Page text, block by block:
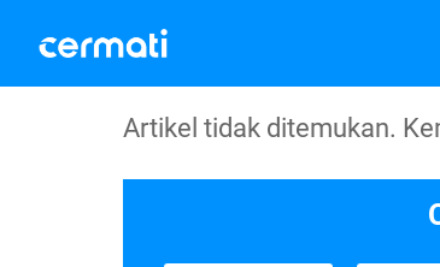
Artikel tidak ditemukan.